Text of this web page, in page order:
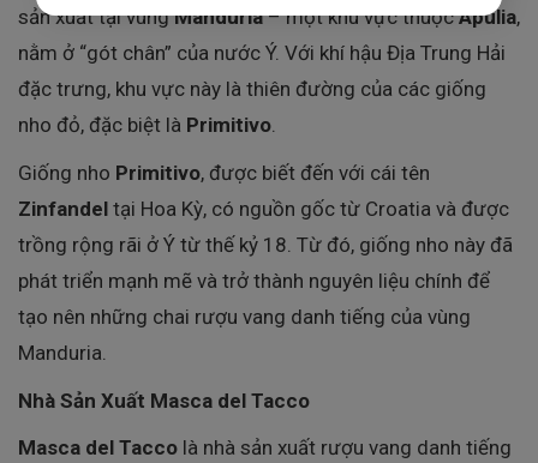
sản xuất tại vùngManduria– một khu vực thuộcApulia,
nằm ở “gót chân” của nước Ý. Với khí hậu Địa Trung Hải
đặc trưng, khu vực này là thiên đường của các giống
nho đỏ, đặc biệt là Primitivo.
Giống nho Primitivo, được biết đến với cái tên
Zinfandel tại Hoa Kỳ, có nguồn gốc từ Croatia và được
trồng rộng rãi ở Ý từ thế kỷ 18. Từ đó, giống nho này đã
phát triển mạnh mẽ và trở thành nguyên liệu chính để
tạo nên những chai rượu vang danh tiếng của vùng
Manduria.
Nhà Sản Xuất Masca del Tacco
Masca del Tacco là nhà sản xuất rượu vang danh tiếng